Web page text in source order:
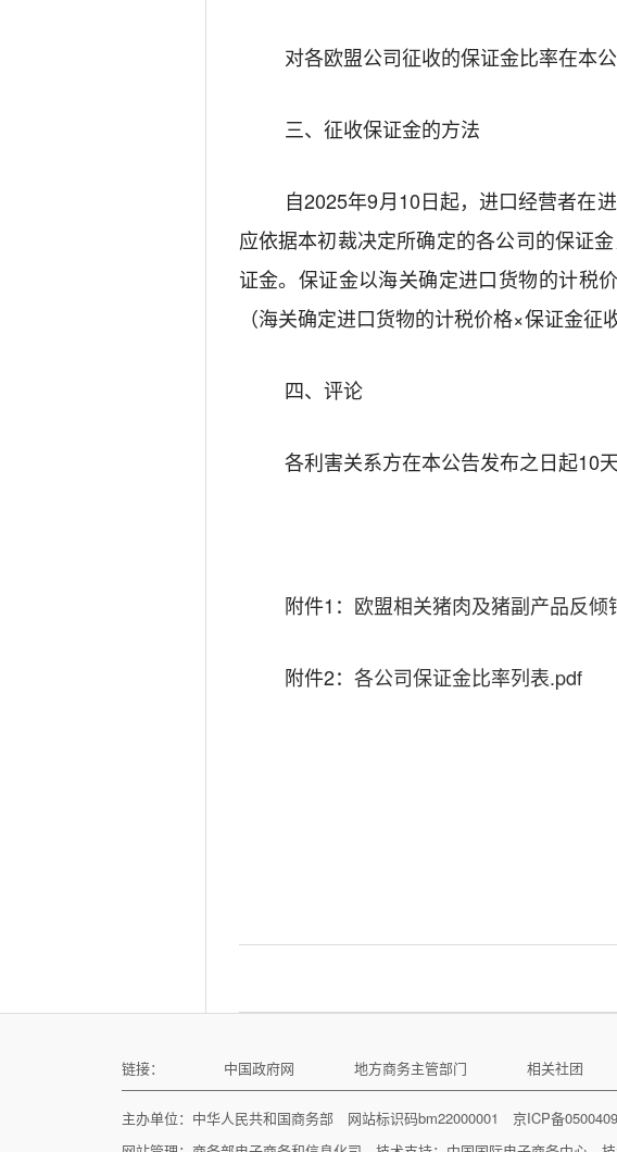
对各欧盟公司征收的保证金比率在本
三、征收保证金的方法
自2025年9月10日起，进口经营者在
应依据本初裁决定所确定的各公司的保证
证金。保证金以海关确定进口货物的计税
（海关确定进口货物的计税价格×保证金征
四、评论
各利害关系方在本公告发布之日起10
附件1： 欧盟相关猪肉及猪副产品反
附件2：各公司保证金比率列表.pdf
商
2025
链接： 中国政府网 地方商务主管部门 相关社团
主办单位：中华人民共和国商务部 网站标识码bm22000001京ICP备